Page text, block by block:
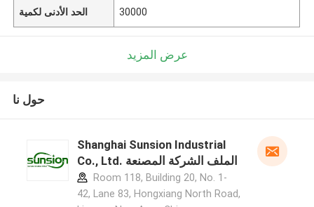
الحد الأدنى لكمية 30000
عرض المزيد
حول نا
Shanghai Sunsion Industrial
Co., Ltd. الملف الشركة المصنعة
Room 118, Building 20, No. 1-
42, Lane 83, Hongxiang North Road,